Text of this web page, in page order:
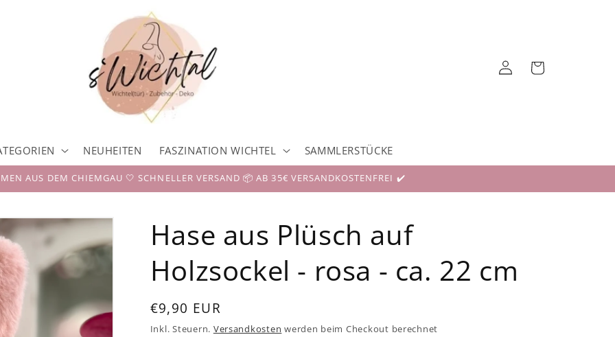
NEUHEITEN FASZINATION WICHTEL SAMMLERSTÜCKE
EinloggenWarenkorb
AUS DEM CHIEMGAU 🤍 SCHNELLER VERSAND 📦 AB 35€ VERSANDKOSTENFREI ✔️
Hase aus Plüsch auf
Holzsockel - rosa - ca. 22 cm
Normaler
Preis
€9,90 EUR
Inkl. Steuern. Versandkosten werden beim Checkout berechnet